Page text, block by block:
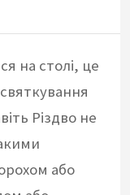
на столі, це
Різдво не
або